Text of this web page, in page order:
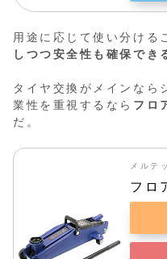
用途に応じて使い分ける
しつつ安全性も確保でき
タイヤ交換がメインなら
業性を重視するなら フロ
だ。
メルテ
フロ